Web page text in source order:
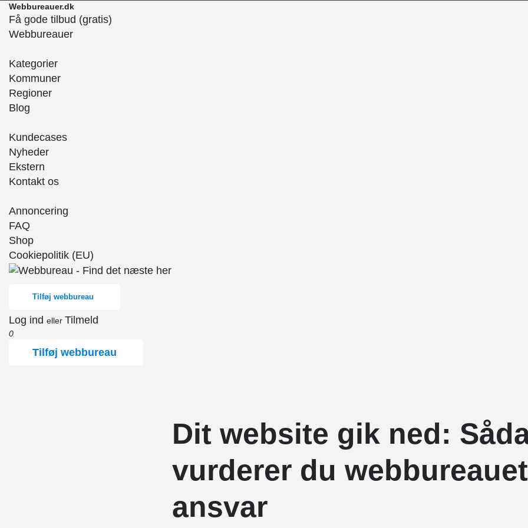
Webbureauer.dk
Få gode tilbud (gratis)
Webbureauer
Kategorier
Kommuner
Regioner
Blog
Kundecases
Nyheder
Ekstern
Kontakt os
Annoncering
FAQ
Shop
Cookiepolitik (EU)
Tilføj webbureau
Log ind eller Tilmeld
0
Tilføj webbureau
Dit website gik ned:
vurderer du
ansvar